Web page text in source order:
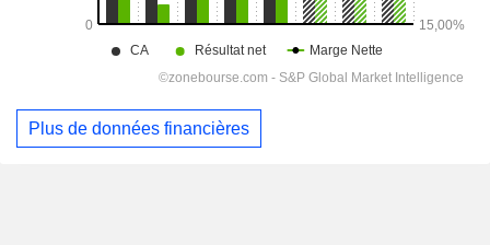
Plus de données financières